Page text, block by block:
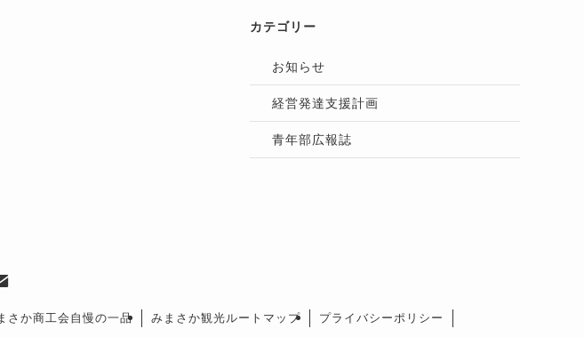
カテゴリー
お知らせ
経営発達支援計画
青年部広報誌
さか商工会自慢の一品 みまさか観光ルートマップ プライバシーポリシー